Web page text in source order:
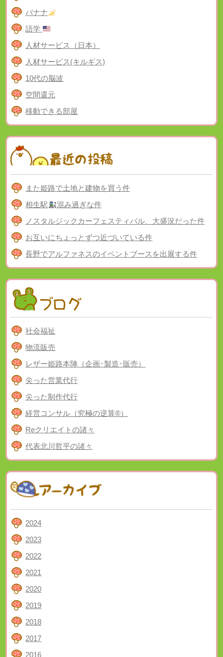
バナナ
語学
人材サービス（日本）
人材サービス(キルギス)
10代の脳波
空間還元
移動できる部屋
また姫路で土地と建物を買う件
相生駅
混み過ぎな件
ノスタルジックカーフェスティバル、大盛況だった件
お互いにちょっとずつ近づいている件
長野でアルファネスのイベントブースを出展する件
社会福祉
物流販売
レザー姫路本陣（企画･製造･販売）
尖った営業代行
尖った制作代行
経営コンサル（究極の逆算®）
Reクリエイトの諸々
代表北川哲平の諸々
2024
2023
2022
2021
2020
2019
2018
2017
2016